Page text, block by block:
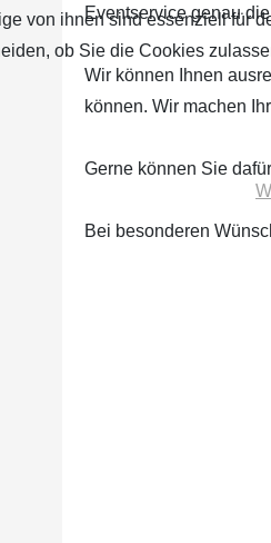
Eventservice genau
Wir können Ihnen
können. Wir machen
Gerne können Sie
Bei besonderen
von ihnen sind essenziell für
ob Sie die Cookies